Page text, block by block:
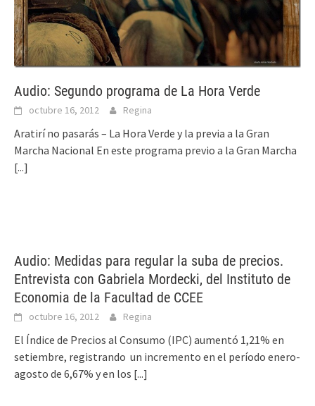
Audio: Segundo programa de La Hora Verde
octubre 16, 2012 Regina
Aratirí no pasarás – La Hora Verde y la previa a la Gran
Marcha Nacional En este programa previo a la Gran Marcha
[...]
Audio: Medidas para regular la suba de precios.
Entrevista con Gabriela Mordecki, del Instituto de
Economia de la Facultad de CCEE
octubre 16, 2012 Regina
El Índice de Precios al Consumo (IPC) aumentó 1,21% en
setiembre, registrando un incremento en el período enero-
agosto de 6,67% y en los [...]